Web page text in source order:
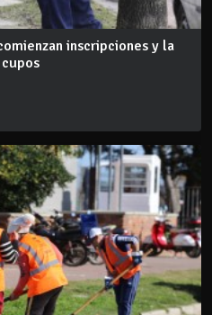
inscripciones y la